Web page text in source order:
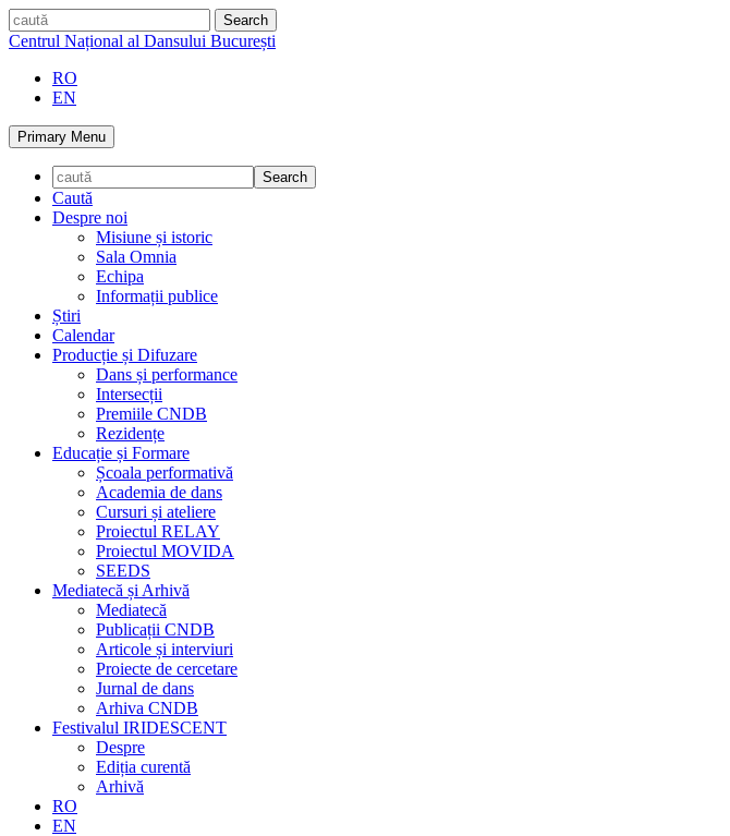
Skip
to
caută
Centrul Național al Dansului București
RO
EN
Primary Menu
Caută
Despre noi
Misiune și istoric
Sala Omnia
Echipa
Informații publice
Știri
Calendar
Producție și Difuzare
Dans și performance
Intersecții
Premiile CNDB
Rezidențe
Educație și Formare
Școala performativă
Academia de dans
Cursuri și ateliere
Proiectul RELAY
Proiectul MOVIDA
SEEDS
Mediatecă și Arhivă
Mediatecă
Publicații CNDB
Articole și interviuri
Proiecte de cercetare
Jurnal de dans
Arhiva CNDB
Festivalul IRIDESCENT
Despre
Ediția curentă
Arhivă
RO
EN